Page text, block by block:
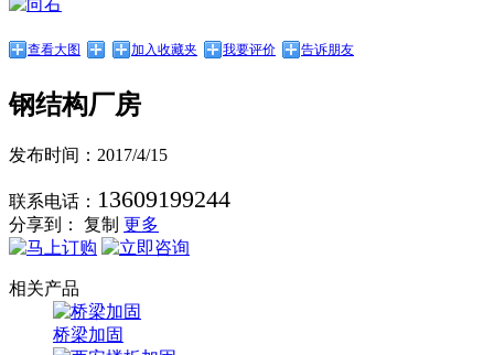
查看大图 加入收藏夹 我要评价 告诉朋友
钢结构厂房
发布时间：2017/4/15
联系电话： 13609199244
分享到： 复制 更多
相关产品
桥梁加固